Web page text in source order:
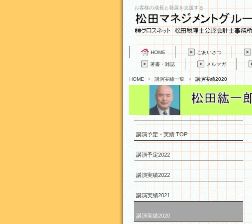
お客様の成長と発展を支援する
HOME ごあいさつ
著書・雑誌 メルマガ
HOME > 講演実績一覧 > 講演実績2020
講演予定・実績 TOP
講演予定2022
講演実績2022
講演実績2021
講演実績2020